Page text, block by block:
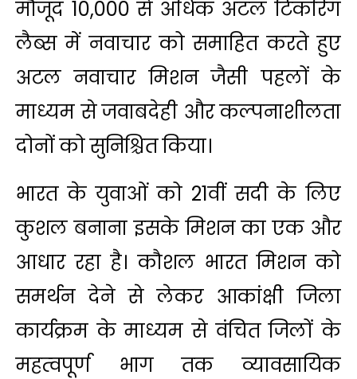
मौजूद 10,000 से अधिक अटल टिंकरिंग
लैब्स में नवाचार को समाहित करते हुए
अटल नवाचार मिशन जैसी पहलों के
माध्यम से जवाबदेही और कल्पनाशीलता
दोनों को सुनिश्चित किया।
भारत के युवाओं को 21वीं सदी के लिए
कुशल बनाना इसके मिशन का एक और
आधार रहा है। कौशल भारत मिशन को
समर्थन देने से लेकर आकांक्षी जिला
कार्यक्रम के माध्यम से वंचित जिलों के
महत्‍वपूर्ण भाग तक व्यावसायिक